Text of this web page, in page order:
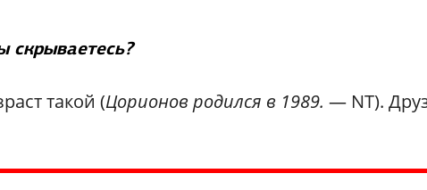
скрываетесь?
такой (Цорионов родился в 1989. — NT).